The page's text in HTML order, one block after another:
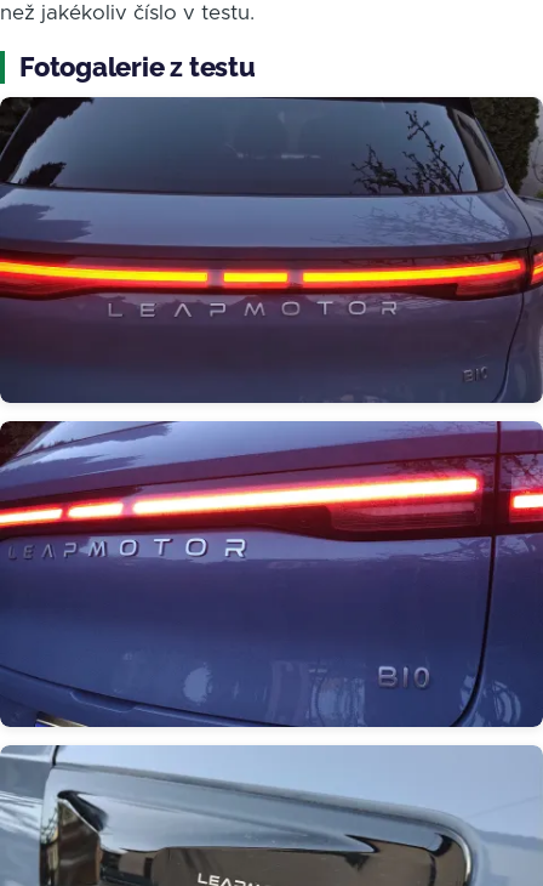
než jakékoliv číslo v testu.
Fotogalerie z testu
Obrázek
Obrázek
Obrázek